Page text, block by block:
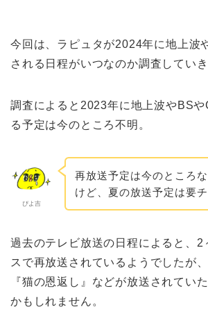
今回は、ラピュタが2024年に地上波
される日程がいつなのか調査していき
調査によると2023年に地上波やBS
る予定は今のところ不明。
ぴよ吉
再放送予定は今のところ
けど、夏の放送予定は要チ
過去のテレビ放送の日程によると、2
スで再放送されているようでしたが
『猫の恩返し』などが放送されてい
かもしれません。